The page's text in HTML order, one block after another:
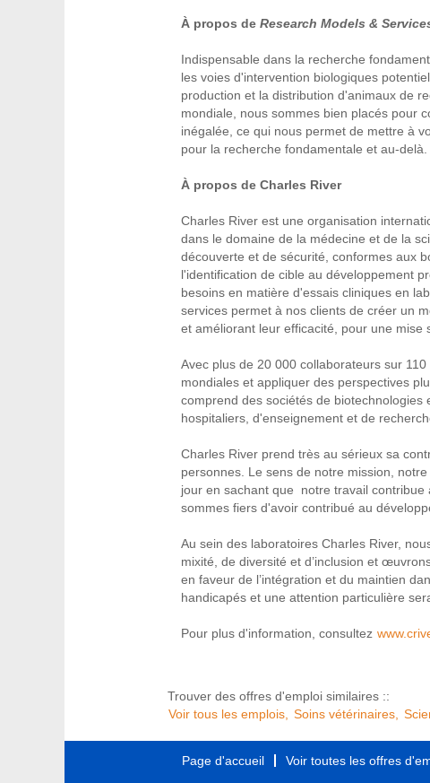
À propos de Research Models &
Indispensable dans la recherche
les voies d'intervention biologiques
production et la distribution d'animaux de
mondiale, nous sommes bien placés pour
inégalée, ce qui nous permet de mettre à
pour la recherche fondamentale et au-delà.
À propos de Charles River
Charles River est une organisation
dans le domaine de la médecine et de la
découverte et de sécurité, conformes aux
l'identification de cible au développement
besoins en matière d'essais cliniques en
services permet à nos clients de créer un
et améliorant leur efficacité, pour une mise
Avec plus de 20 000 collaborateurs sur
mondiales et appliquer des perspectives
comprend des sociétés de
hospitaliers, d'enseignement et de
Charles River prend très au sérieux sa
personnes. Le sens de notre mission,
jour en sachant que notre travail
sommes fiers d'avoir contribué au
Au sein des laboratoires Charles River,
mixité, de diversité et d’inclusion et
en faveur de l’intégration et du maintien
handicapés et une attention particulière
Pour plus d'information, consultez
Trouver des offres d'emploi similaires ::
Voir tous les emplois,
Soins vétérinaires,
Page d'accueil Voir toutes les offres